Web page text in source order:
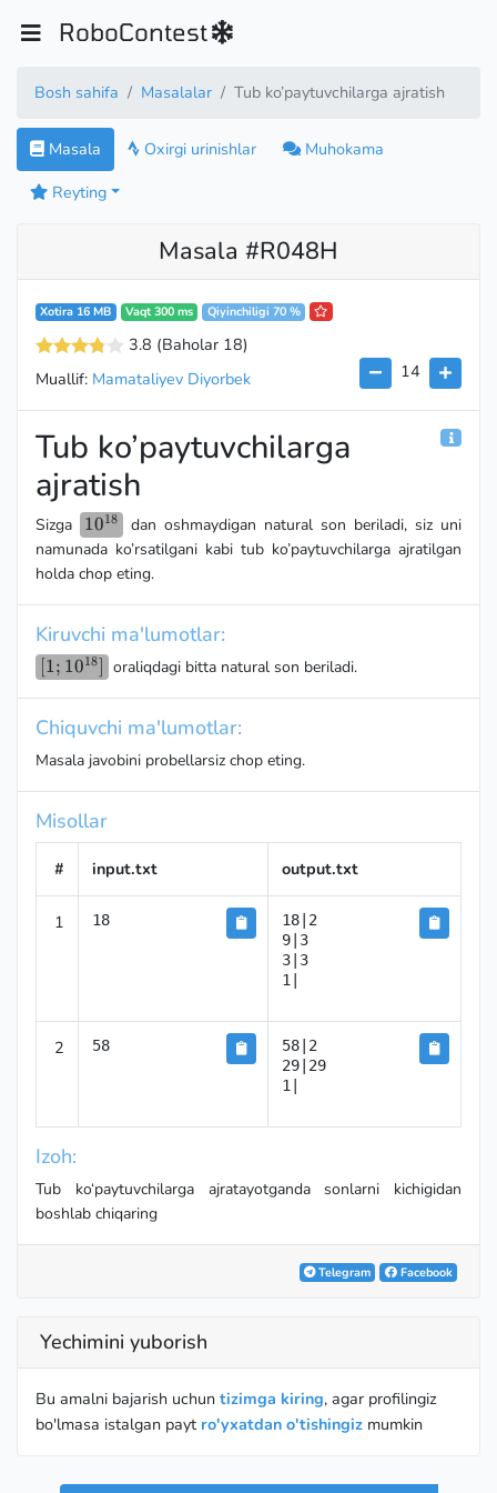
RoboContest
Bosh sahifa Masalalar Tub ko’paytuvchilarga ajratish
Masala Oxirgi urinishlar
Muhokama
Reyting
Masala #R048H
Xotira 16 MB Vaqt 300 ms Qiyinchiligi 70 %
3.8 (Baholar 18)
14
Muallif: Mamataliyev Diyorbek
Tub ko’paytuvchilarga
ajratish
Sizga 10^{18}
1018
dan oshmaydigan natural son beriladi, siz uni
namunada ko’rsatilgani kabi tub ko’paytuvchilarga ajratilgan
holda chop eting.
Kiruvchi ma'lumotlar:
[1;10^{18}]
1; 1018 oraliqdagi bitta natural son beriladi.
Chiquvchi ma'lumotlar:
Masala javobini probellarsiz chop eting.
Misollar
# input.txt output.txt
1 18
18|2
9|3
3|3
1|
2 58
58|2
29|29
1|
Izoh:
Tub ko‘paytuvchilarga ajratayotganda sonlarni kichigidan
boshlab chiqaring
Telegram Facebook
Yechimini yuborish
Bu amalni bajarish uchun tizimga kiring, agar profilingiz
bo'lmasa istalgan payt ro'yxatdan o'tishingiz mumkin